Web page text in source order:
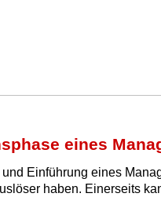
eines
Einführung eines
haben. Einerseits